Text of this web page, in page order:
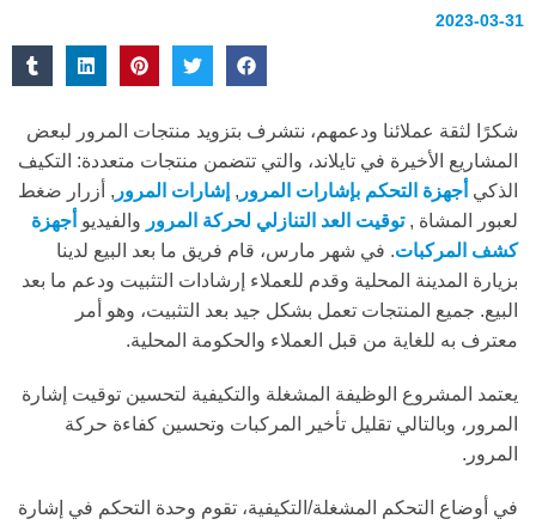
2023-03-31
شكرًا لثقة عملائنا ودعمهم، نتشرف بتزويد منتجات المرور لبعض
المشاريع الأخيرة في تايلاند، والتي تتضمن منتجات متعددة: التكيف
الذكي أجهزة التحكم بإشارات المرور , إشارات المرور , أزرار ضغط
لعبور المشاة ,توقيت العد التنازلي لحركة المرور والفيديو أجهزة
كشف المركبات. في شهر مارس، قام فريق ما بعد البيع لدينا
بزيارة المدينة المحلية وقدم للعملاء إرشادات التثبيت ودعم ما بعد
البيع. جميع المنتجات تعمل بشكل جيد بعد التثبيت، وهو أمر
معترف به للغاية من قبل العملاء والحكومة المحلية.
يعتمد المشروع الوظيفة المشغلة والتكيفية لتحسين توقيت إشارة
المرور، وبالتالي تقليل تأخير المركبات وتحسين كفاءة حركة
المرور.
في أوضاع التحكم المشغلة/التكيفية، تقوم وحدة التحكم في إشارة